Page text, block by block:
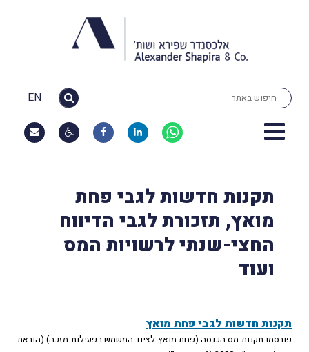
EN
תקנות חדשות לגבי פחת
מואץ, תזכורת לגבי הדיווח
החצי-שנתי לרשויות המס
ועוד
חדשות לגבי פחת מואץ
תקנות מס הכנסה (פחת מואץ לציוד המשמש בפעילות מזכה) (הוראת